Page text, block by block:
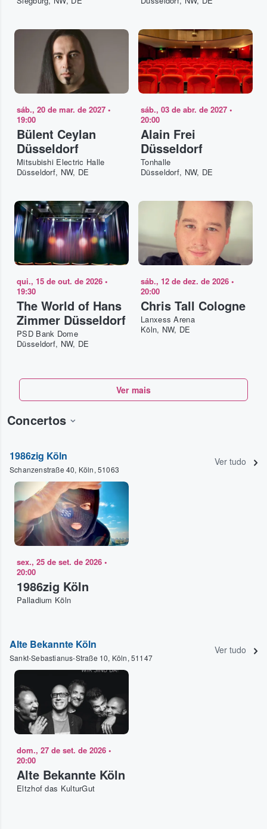
sáb., 20 de mar. de 2027 •
19:00
Bülent Ceylan
Düsseldorf
Mitsubishi Electric Halle
Düsseldorf, NW, DE
sáb., 03 de abr. de 2027 •
20:00
Alain Frei
Düsseldorf
Tonhalle
Düsseldorf, NW, DE
qui., 15 de out. de 2026 •
19:30
The World of Hans
Zimmer Düsseldorf
PSD Bank Dome
Düsseldorf, NW, DE
sáb., 12 de dez. de 2026 •
20:00
Chris Tall Cologne
Lanxess Arena
Köln, NW, DE
Ver mais
Concertos
1986zig Köln
Schanzenstraße 40, Köln, 51063
Ver tudo
sex., 25 de set. de 2026 •
20:00
1986zig Köln
Palladium Köln
Alte Bekannte Köln
Sankt-Sebastianus-Straße 10, Köln, 51147
Ver tudo
dom., 27 de set. de 2026 •
20:00
Alte Bekannte Köln
Eltzhof das KulturGut